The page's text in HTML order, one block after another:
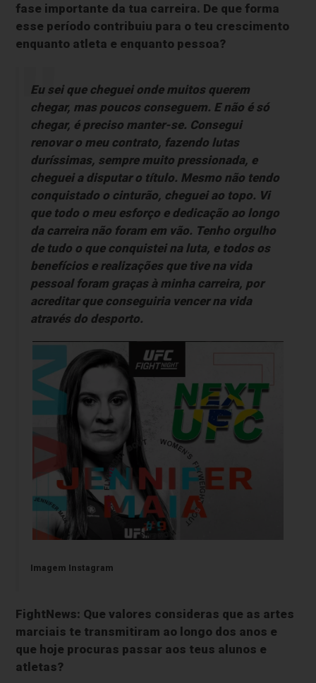
fase importante da tua carreira. De que forma
esse período contribuiu para o teu crescimento
enquanto atleta e enquanto pessoa?
Eu sei que cheguei onde muitos querem
chegar, mas poucos conseguem. E não é só
chegar, é preciso manter-se. Consegui
renovar o meu contrato, fazendo lutas
duríssimas, sempre muito pressionada, e
cheguei a disputar o título. Mesmo não tendo
conquistado o cinturão, cheguei ao topo. Vi
que todo o meu esforço e dedicação ao longo
da carreira não foram em vão. Tenho orgulho
de tudo o que conquistei na luta, e todos os
benefícios e realizações que tive na vida
pessoal foram graças à minha carreira, por
acreditar que conseguiria vencer na vida
através do desporto.
Imagem Instagram
FightNews: Que valores consideras que as artes
marciais te transmitiram ao longo dos anos e
que hoje procuras passar aos teus alunos e
atletas?